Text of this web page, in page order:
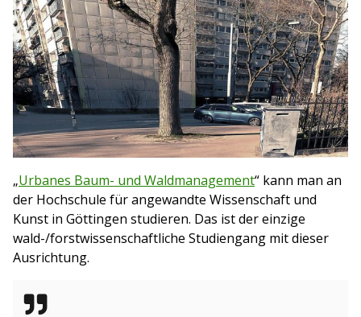
„Urbanes Baum- und Waldmanagement“ kann man an
der Hochschule für angewandte Wissenschaft und
Kunst in Göttingen studieren. Das ist der einzige
wald-/forstwissenschaftliche Studiengang mit dieser
Ausrichtung.